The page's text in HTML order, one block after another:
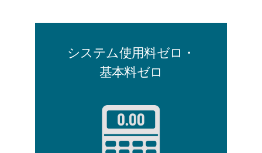
システム使用料ゼロ・
基本料ゼロ